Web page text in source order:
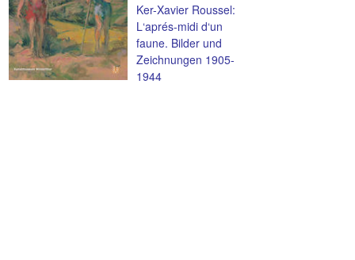
Ker-Xavier Roussel:
L‘aprés-midi d‘un
faune. Bilder und
Zeichnungen 1905-
1944